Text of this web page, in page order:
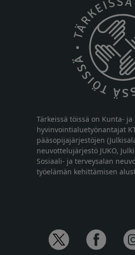
Tärkeissä töissä on Kunta- ja
hyvinvointialuetyönantajat
pääsopijajärjestöjen
neuvottelujärjestö JUKO,
Sosiaali- ja terveysalan
työelämän kehittämisen